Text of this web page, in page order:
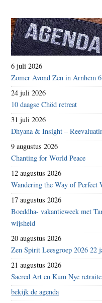
6 juli 2026
Zomer Avond Zen in Arnhem
24 juli 2026
10 daagse Chöd retreat
31 juli 2026
Dhyana & Insight –
9 augustus 2026
Chanting for World Peace
12 augustus 2026
Wandering the Way of Perfect
17 augustus 2026
Boeddha- vakantieweek met
wijsheid
20 augustus 2026
Zen Spirit Leesgroep 2026 22
21 augustus 2026
Sacred Art en Kum Nye retraite
bekijk de agenda